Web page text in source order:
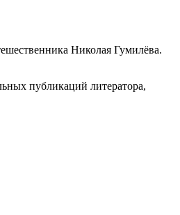
Николая Гумилёва.
публикаций литератора,